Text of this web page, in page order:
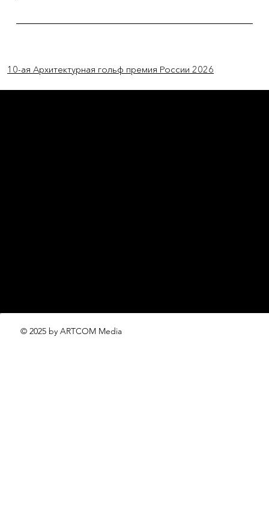
10-ая Архитектурная гольф премия России 2026
© 2025 by ARTCOM Media